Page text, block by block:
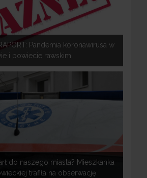
Pandemia koronawirusa w
i powiecie rawskim
do naszego miasta? Mieszkanka
trafiła na obserwację